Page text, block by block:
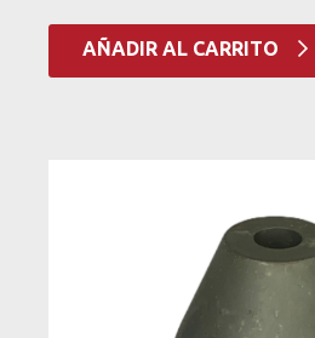
AÑADIR AL CARRITO